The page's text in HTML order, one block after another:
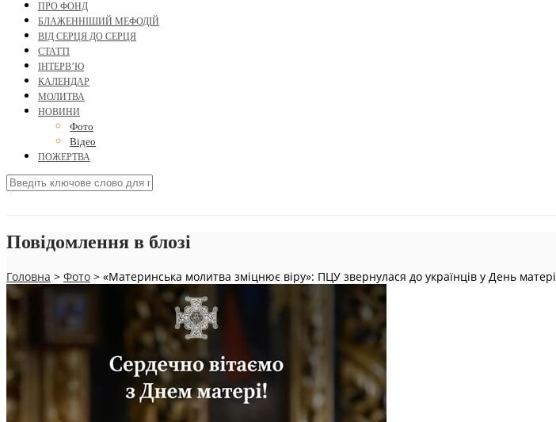
ПРО ФОНД
БЛАЖЕННІШИЙ МЕФОДІЙ
ВІД СЕРЦЯ ДО СЕРЦЯ
СТАТТІ
ІНТЕРВ’Ю
КАЛЕНДАР
МОЛИТВА
НОВИНИ
Фото
Відео
ПОЖЕРТВА
Повідомлення в блозі
Головна > Фото > «Материнська молитва зміцнює віру»: ПЦУ звернулася до українців у День матері